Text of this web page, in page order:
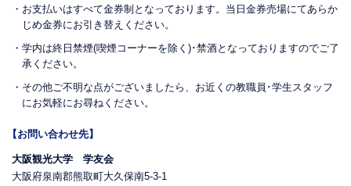
・お支払いはすべて金券制となっております。当日金券売場にてあらか
じめ金券にお引き替えください。
・学内は終日禁煙(喫煙コーナーを除く)･禁酒となっておりますのでご了
承ください。
・その他ご不明な点がございましたら、お近くの教職員･学生スタッフ
にお気軽にお尋ねください。
【お問い合わせ先】
大阪観光大学 学友会
大阪府泉南郡熊取町大久保南5-3-1